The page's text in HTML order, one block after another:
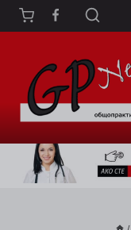
Към
съдържанието